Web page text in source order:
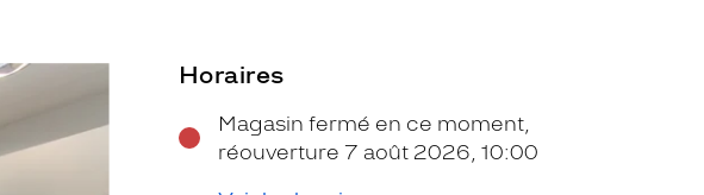
Horaires
Magasin fermé en ce moment,
réouverture 7 août 2026, 10:00